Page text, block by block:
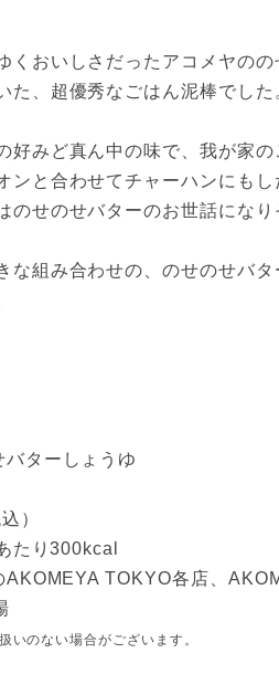
くおいしさだったアコメヤの
た、超優秀なごはん泥棒でした
好みど真ん中の味で、我が家
ンと合わせてチャーハンにも
のせのせバターのお世話になり
な組み合わせの、のせのせバ
ターしょうゆ
）
たり300kcal
TOKYO各店、
いのない場合がございます。